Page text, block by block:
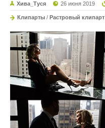
Хива_Туся 26 июня 2019
Клипарты / Растровый клипарт